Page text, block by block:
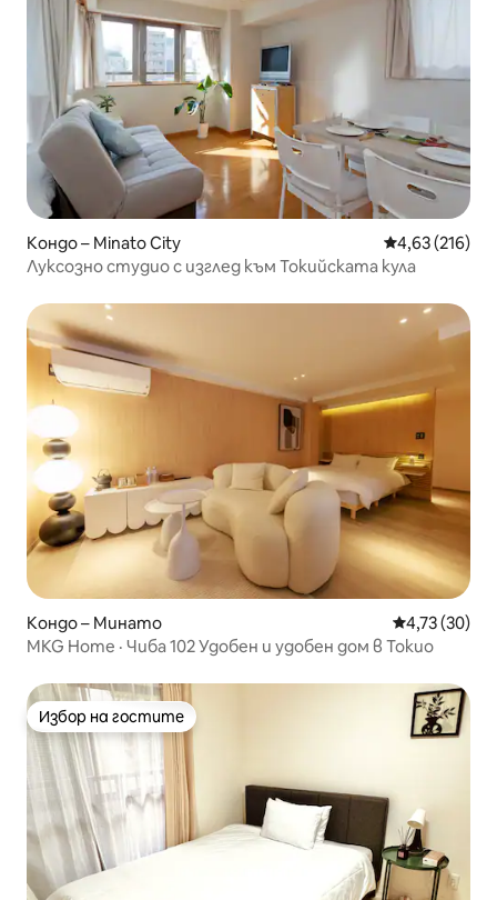
Кондо – Minato City Средна
4,63 (216)
Луксозно студио с изглед към Токийската кула
Кондо – Минато Средна
4,73 (30)
MKG Home · Чиба 102 Удобен и удобен дом в Токио
Избор на гостите
Избор на гостите